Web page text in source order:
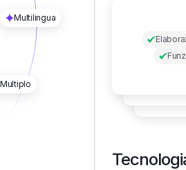
Multilingua